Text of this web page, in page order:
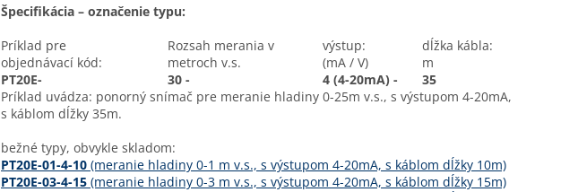
Špecifikácia – označenie typu:
Príklad pre
objednávací kód:
Rozsah merania v
metroch v.s.
výstup:
(mA / V)
dĺžka kábla:
m
PT20E-
30 - 4 (4-20mA) -
35
Príklad uvádza: ponorný snímač pre meranie hladiny 0-25m v.s., s výstupom 4-20mA,
s káblom dĺžky 35m.
bežné typy, obvykle skladom:
PT20E-01-4-10 (meranie hladiny 0-1 m v.s., s výstupom 4-20mA, s káblom dĺžky 10m)
PT20E-03-4-15 (meranie hladiny 0-3 m v.s., s výstupom 4-20mA, s káblom dĺžky 15m)